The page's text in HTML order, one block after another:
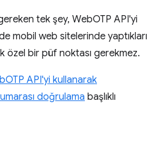
tek şey, WebOTP API'yi
mobil web sitelerinde yaptıkları
özel bir püf noktası gerekmez.
API'yi kullanarak
doğrulama başlıklı